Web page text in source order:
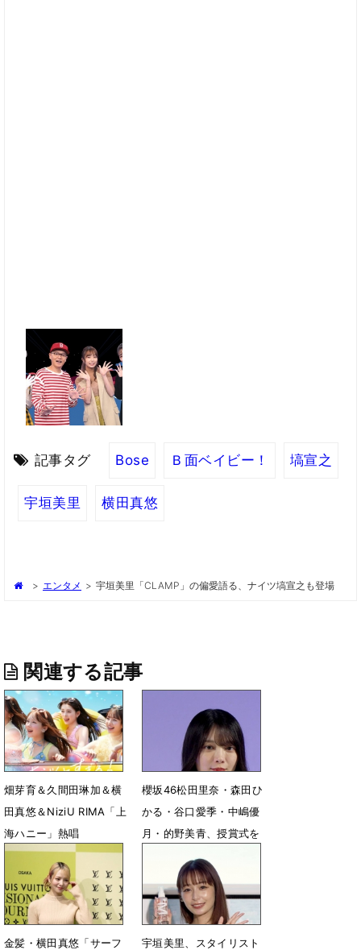
記事タグ Bose Ｂ面ベイビー！ 塙宣之
宇垣美里 横田真悠
> エンタメ > 宇垣美里「CLAMP」の偏愛語る、ナイツ塙宣之も登場
関連する記事
畑芽育＆久間田琳加＆横
田真悠＆NiziU RIMA「上
海ハニー」熱唱
7月9日 08時09分
櫻坂46松田里奈・森田ひ
かる・谷口愛季・中嶋優
月・的野美青、授賞式を
3月31日 09時06分
金髪・横田真悠「サーフ
宇垣美里、スタイリスト